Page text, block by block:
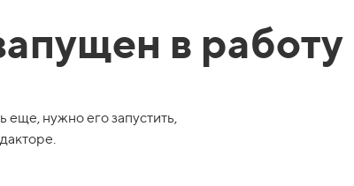
в работу
еще, нужно его запустить,